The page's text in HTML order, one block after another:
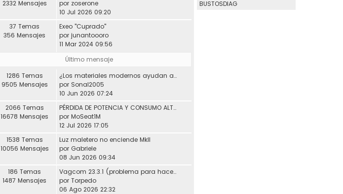
2332 Mensajes
por zoserone
10 Jul 2026 09:20
37 Temas
356 Mensajes
Exeo "Cuprado"
por junantoooro
11 Mar 2024 09:56
Último mensaje
1286 Temas
9505 Mensajes
¿Los materiales modernos ayudan a reducir los problemas de desgaste en los coches?
por Sonal2005
10 Jun 2026 07:24
2066 Temas
16678 Mensajes
PÉRDIDA DE POTENCIA Y CONSUMO ALTO ASV León
por MoSeat1M
12 Jul 2026 17:05
1538 Temas
10056 Mensajes
Luz maletero no enciende MkII
por Gabriele
08 Jun 2026 09:34
186 Temas
1487 Mensajes
Vagcom 23.3.1 (problema para hacerlo funcionar)
por Torpedo
06 Ago 2026 22:32
BUSTOSDIAG